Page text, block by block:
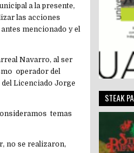
a la presente,
las acciones
mencionado y el
Navarro, al ser
operador del
Licenciado Jorge
temas
no se realizaron,
STEAK